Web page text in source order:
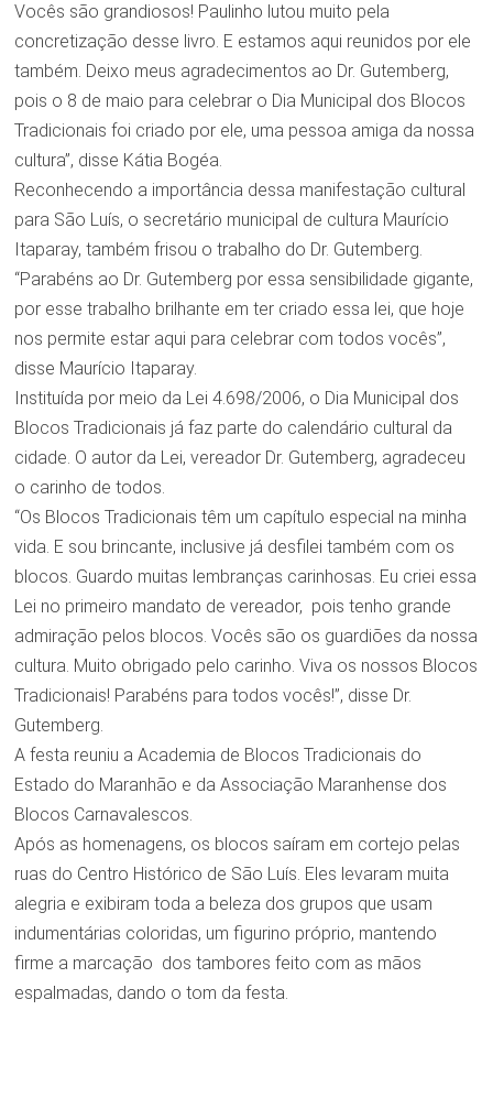
Vocês são grandiosos! Paulinho lutou muito pela
concretização desse livro. E estamos aqui reunidos por ele
também. Deixo meus agradecimentos ao Dr. Gutemberg,
pois o 8 de maio para celebrar o Dia Municipal dos Blocos
Tradicionais foi criado por ele, uma pessoa amiga da nossa
cultura”, disse Kátia Bogéa.
Reconhecendo a importância dessa manifestação cultural
para São Luís, o secretário municipal de cultura Maurício
Itaparay, também frisou o trabalho do Dr. Gutemberg.
“Parabéns ao Dr. Gutemberg por essa sensibilidade gigante,
por esse trabalho brilhante em ter criado essa lei, que hoje
nos permite estar aqui para celebrar com todos vocês”,
disse Maurício Itaparay.
Instituída por meio da Lei 4.698/2006, o Dia Municipal dos
Blocos Tradicionais já faz parte do calendário cultural da
cidade. O autor da Lei, vereador Dr. Gutemberg, agradeceu
o carinho de todos.
“Os Blocos Tradicionais têm um capítulo especial na minha
vida. E sou brincante, inclusive já desfilei também com os
blocos. Guardo muitas lembranças carinhosas. Eu criei essa
Lei no primeiro mandato de vereador, pois tenho grande
admiração pelos blocos. Vocês são os guardiões da nossa
cultura. Muito obrigado pelo carinho. Viva os nossos Blocos
Tradicionais! Parabéns para todos vocês!”, disse Dr.
Gutemberg.
A festa reuniu a Academia de Blocos Tradicionais do
Estado do Maranhão e da Associação Maranhense dos
Blocos Carnavalescos.
Após as homenagens, os blocos saíram em cortejo pelas
ruas do Centro Histórico de São Luís. Eles levaram muita
alegria e exibiram toda a beleza dos grupos que usam
indumentárias coloridas, um figurino próprio, mantendo
firme a marcação dos tambores feito com as mãos
espalmadas, dando o tom da festa.